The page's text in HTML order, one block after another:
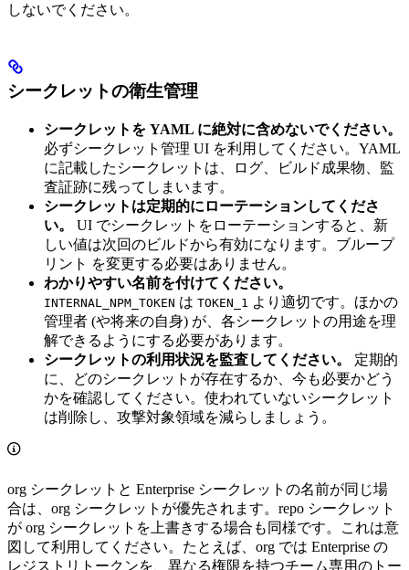
しないでください。
シークレットの衛生管理
シークレットを YAML に絶対に含めないでください。
必ずシークレット管理 UI を利用してください。YAML
に記載したシークレットは、ログ、ビルド成果物、監
査証跡に残ってしまいます。
シークレットは定期的にローテーションしてくださ
い。
UI でシークレットをローテーションすると、新
しい値は次回のビルドから有効になります。ブループ
リント を変更する必要はありません。
わかりやすい名前を付けてください。
INTERNAL_NPM_TOKEN は TOKEN_1 より適切です。ほかの
管理者 (や将来の自身) が、各シークレットの用途を理
解できるようにする必要があります。
シークレットの利用状況を監査してください。
定期的
に、どのシークレットが存在するか、今も必要かどう
かを確認してください。使われていないシークレット
は削除し、攻撃対象領域を減らしましょう。
org シークレットと Enterprise シークレットの名前が同じ場
合は、org シークレットが優先されます。repo シークレット
が org シークレットを上書きする場合も同様です。これは意
図して利用してください。たとえば、org では Enterprise の
レジストリトークンを、異なる権限を持つチーム専用のトー